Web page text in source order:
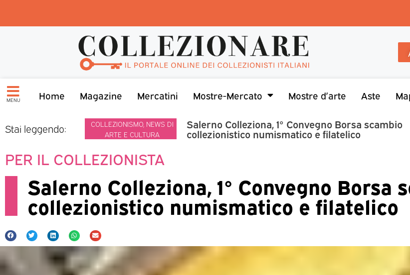
MENU Home Magazine Mercatini Mostre-Mercato Mostre d’arte Aste
Stai leggendo: COLLEZIONISMO, NEWS DI
ARTE E CULTURA
Salerno Colleziona, 1° Convegno Borsa scambio
collezionistico numismatico e filatelico
PER IL COLLEZIONISTA
Salerno Colleziona, 1° Convegno Borsa
collezionistico numismatico e filatelico